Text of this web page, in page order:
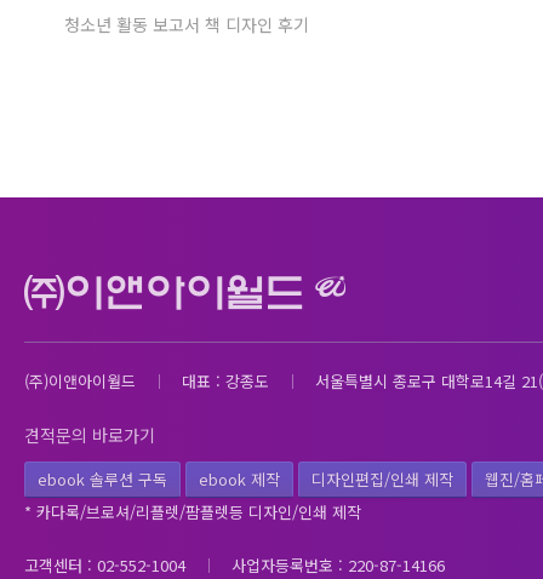
청소년 활동 보고서 책 디자인 후기
(주)이앤아이월드 대표 : 강종도 서울특별시 종로구 대학로14길
견적문의 바로가기
ebook 솔루션 구독 ebook 제작 디자인편집/인쇄 제작
웹진/홈
* 카다록/브로셔/리플렛/팜플렛등 디자인/인쇄 제작
고객센터 : 02-552-1004 사업자등록번호 : 220-87-14166